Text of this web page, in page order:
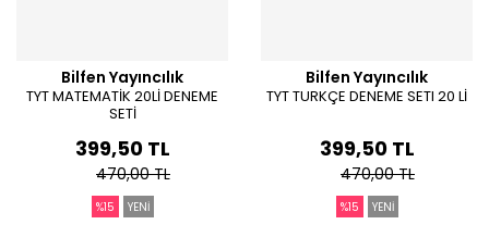
Bilfen Yayıncılık
TYT MATEMATİK 20Lİ DENEME
SETİ
399,50 TL
470,00 TL
%15 YENİ
Bilfen Yayıncılık
TYT TURKÇE DENEME SETI 20 Lİ
399,50 TL
470,00 TL
%15 YENİ